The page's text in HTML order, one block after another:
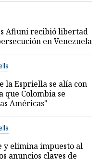
Afiuni recibió libertad
en Venezuela
la Espriella se alía con
que Colombia se
Américas"
y elimina impuesto al
anuncios claves de